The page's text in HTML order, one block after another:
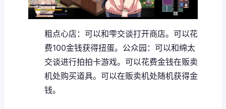
粗点心店：可以和雫交谈打开商店。可以花
费100金钱获得扭蛋。 公众园：可以和绵太
交谈进行拍拍卡游戏。可以花费金钱在贩卖
机处购买道具。可以在贩卖机处随机获得金
钱。